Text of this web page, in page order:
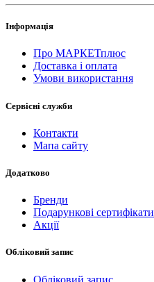
Інформація
Про МАРКЕТплюс
Доставка і оплата
Умови використання
Сервісні служби
Контакти
Мапа сайту
Додатково
Бренди
Подарункові сертифікати
Акції
Обліковий запис
Обліковий запис